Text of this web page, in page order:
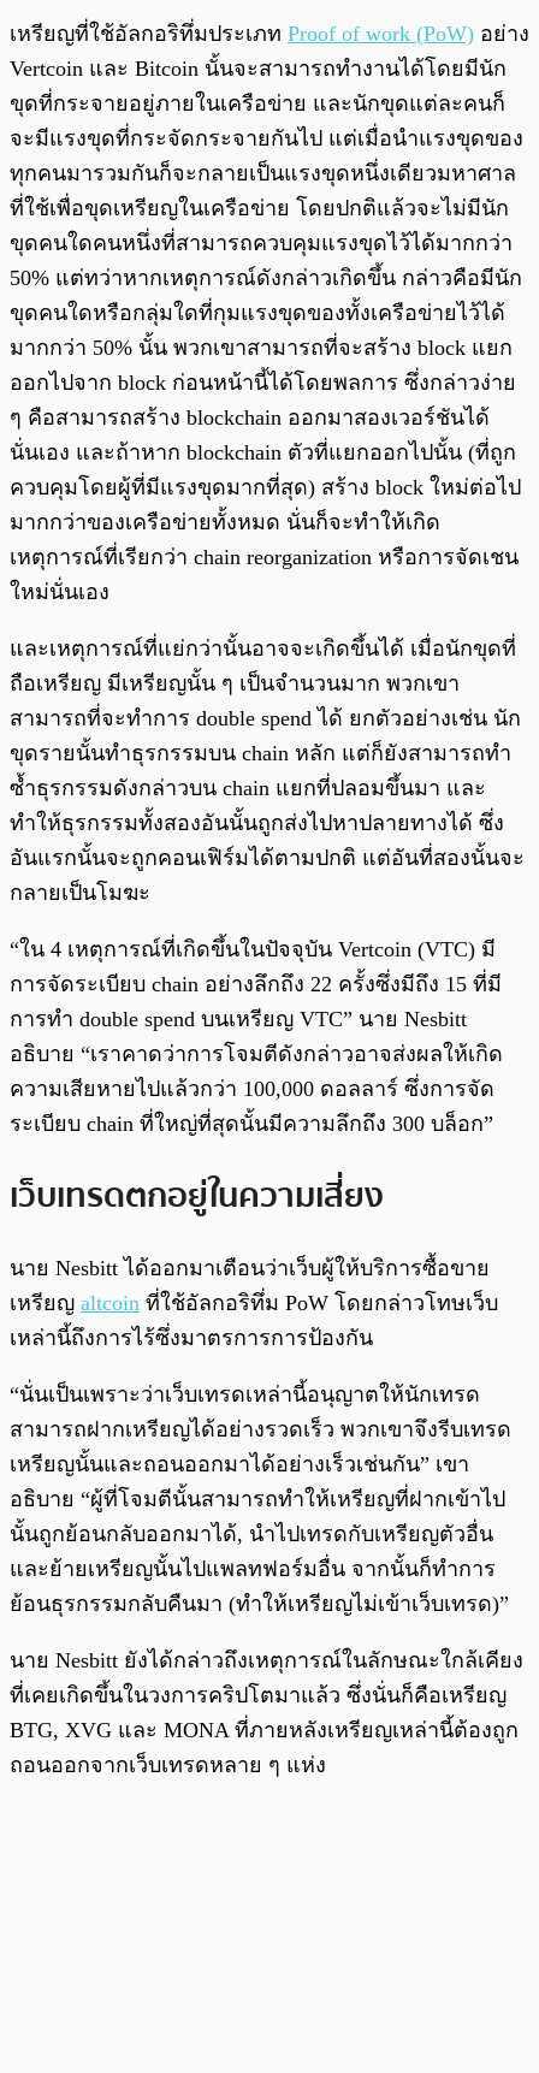
เหรียญที่ใช้อัลกอริทึ่มประเภท Proof of work (PoW) อย่าง
Vertcoin และ Bitcoin นั้นจะสามารถทำงานได้โดยมีนัก
ขุดที่กระจายอยู่ภายในเครือข่าย และนักขุดแต่ละคนก็
จะมีแรงขุดที่กระจัดกระจายกันไป แต่เมื่อนำแรงขุดของ
ทุกคนมารวมกันก็จะกลายเป็นแรงขุดหนึ่งเดียวมหาศาล
ที่ใช้เพื่อขุดเหรียญในเครือข่าย โดยปกติแล้วจะไม่มีนัก
ขุดคนใดคนหนึ่งที่สามารถควบคุมแรงขุดไว้ได้มากกว่า
50% แต่ทว่าหากเหตุการณ์ดังกล่าวเกิดขึ้น กล่าวคือมีนัก
ขุดคนใดหรือกลุ่มใดที่กุมแรงขุดของทั้งเครือข่ายไว้ได้
มากกว่า 50% นั้น พวกเขาสามารถที่จะสร้าง block แยก
ออกไปจาก block ก่อนหน้านี้ได้โดยพลการ ซึ่งกล่าวง่าย
ๆ คือสามารถสร้าง blockchain ออกมาสองเวอร์ชันได้
นั่นเอง และถ้าหาก blockchain ตัวที่แยกออกไปนั้น (ที่ถูก
ควบคุมโดยผู้ที่มีแรงขุดมากที่สุด) สร้าง block ใหม่ต่อไป
มากกว่าของเครือข่ายทั้งหมด นั่นก็จะทำให้เกิด
เหตุการณ์ที่เรียกว่า chain reorganization หรือการจัดเชน
ใหม่นั่นเอง
และเหตุการณ์ที่แย่กว่านั้นอาจจะเกิดขึ้นได้ เมื่อนักขุดที่
ถือเหรียญ มีเหรียญนั้น ๆ เป็นจำนวนมาก พวกเขา
สามารถที่จะทำการ double spend ได้ ยกตัวอย่างเช่น นัก
ขุดรายนั้นทำธุรกรรมบน chain หลัก แต่ก็ยังสามารถทำ
ซ้ำธุรกรรมดังกล่าวบน chain แยกที่ปลอมขึ้นมา และ
ทำให้ธุรกรรมทั้งสองอันนั้นถูกส่งไปหาปลายทางได้ ซึ่ง
อันแรกนั้นจะถูกคอนเฟิร์มได้ตามปกติ แต่อันที่สองนั้นจะ
กลายเป็นโมฆะ
“ใน 4 เหตุการณ์ที่เกิดขึ้นในปัจจุบัน Vertcoin (VTC) มี
การจัดระเบียบ chain อย่างลึกถึง 22 ครั้งซึ่งมีถึง 15 ที่มี
การทำ double spend บนเหรียญ VTC” นาย Nesbitt
อธิบาย “เราคาดว่าการโจมตีดังกล่าวอาจส่งผลให้เกิด
ความเสียหายไปแล้วกว่า 100,000 ดอลลาร์ ซึ่งการจัด
ระเบียบ chain ที่ใหญ่ที่สุดนั้นมีความลึกถึง 300 บล็อก”
เว็บเทรดตกอยู่ในความเสี่ยง
นาย Nesbitt ได้ออกมาเตือนว่าเว็บผู้ให้บริการซื้อขาย
เหรียญ altcoin ที่ใช้อัลกอริทึ่ม PoW โดยกล่าวโทษเว็บ
เหล่านี้ถึงการไร้ซึ่งมาตรการการป้องกัน
“นั่นเป็นเพราะว่าเว็บเทรดเหล่านี้อนุญาตให้นักเทรด
สามารถฝากเหรียญได้อย่างรวดเร็ว พวกเขาจึงรีบเทรด
เหรียญนั้นและถอนออกมาได้อย่างเร็วเช่นกัน” เขา
อธิบาย “ผู้ที่โจมตีนั้นสามารถทำให้เหรียญที่ฝากเข้าไป
นั้นถูกย้อนกลับออกมาได้, นำไปเทรดกับเหรียญตัวอื่น
และย้ายเหรียญนั้นไปแพลทฟอร์มอื่น จากนั้นก็ทำการ
ย้อนธุรกรรมกลับคืนมา (ทำให้เหรียญไม่เข้าเว็บเทรด)”
นาย Nesbitt ยังได้กล่าวถึงเหตุการณ์ในลักษณะใกล้เคียง
ที่เคยเกิดขึ้นในวงการคริปโตมาแล้ว ซึ่งนั่นก็คือเหรียญ
BTG, XVG และ MONA ที่ภายหลังเหรียญเหล่านี้ต้องถูก
ถอนออกจากเว็บเทรดหลาย ๆ แห่ง